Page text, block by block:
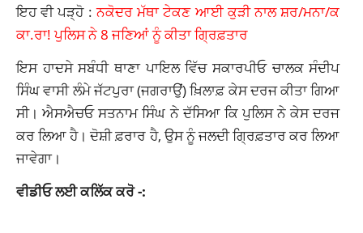
ਇਹ ਵੀ ਪੜ੍ਹੋ :ਨਕੋਦਰ ਮੱਥਾ ਟੇਕਣ ਆਈ ਕੁੜੀ ਨਾਲ ਸ਼ਰ/ਮਨਾ/ਕ
ਕਾ.ਰਾ! ਪੁਲਿਸ ਨੇ 8 ਜਣਿਆਂ ਨੂੰ ਕੀਤਾ ਗ੍ਰਿਫ਼ਤਾਰ
ਇਸ ਹਾਦਸੇ ਸਬੰਧੀ ਥਾਣਾ ਪਾਇਲ ਵਿੱਚ ਸਕਾਰਪੀਓ ਚਾਲਕ ਸੰਦੀਪ
ਸਿੰਘ ਵਾਸੀ ਲੰਮੇ ਜੱਟਪੁਰਾ (ਜਗਰਾਉਂ) ਖ਼ਿਲਾਫ਼ ਕੇਸ ਦਰਜ ਕੀਤਾ ਗਿਆ
ਸੀ। ਐਸਐਚਓ ਸਤਨਾਮ ਸਿੰਘ ਨੇ ਦੱਸਿਆ ਕਿ ਪੁਲਿਸ ਨੇ ਕੇਸ ਦਰਜ
ਕਰ ਲਿਆ ਹੈ। ਦੋਸ਼ੀ ਫ਼ਰਾਰ ਹੈ, ਉਸ ਨੂੰ ਜਲਦੀ ਗ੍ਰਿਫ਼ਤਾਰ ਕਰ ਲਿਆ
ਜਾਵੇਗਾ।
ਵੀਡੀਓ ਲਈ ਕਲਿੱਕ ਕਰੋ -: